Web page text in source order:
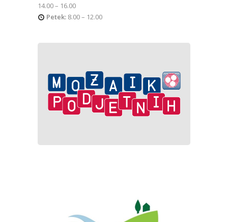
14.00 – 16.00
Petek: 8.00 – 12.00